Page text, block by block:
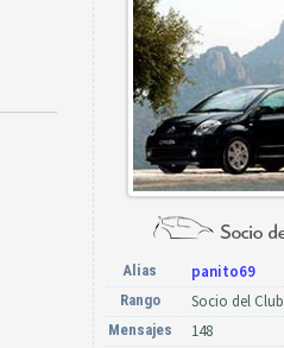
Alias panito69
Rango Socio del Club
Mensajes 148